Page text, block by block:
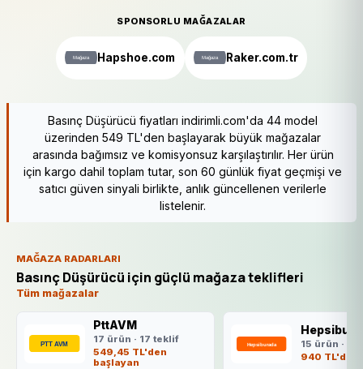
SPONSORLU MAĞAZALAR
Hapshoe.com Raker.com.tr
Basınç Düşürücü fiyatları indirimli.com'da 44 model
üzerinden 549 TL'den başlayarak büyük mağazalar
arasında bağımsız ve komisyonsuz karşılaştırılır. Her ürün
için kargo dahil toplam tutar, son 60 günlük fiyat geçmişi ve
satıcı güven sinyali birlikte, anlık güncellenen verilerle
listelenir.
MAĞAZA RADARLARI
Basınç Düşürücü için güçlü mağaza teklifleri
Tüm mağazalar
PttAVM
17 ürün · 17 teklif
549,45 TL'den
başlayan
15 ürün ·
940 TL'den